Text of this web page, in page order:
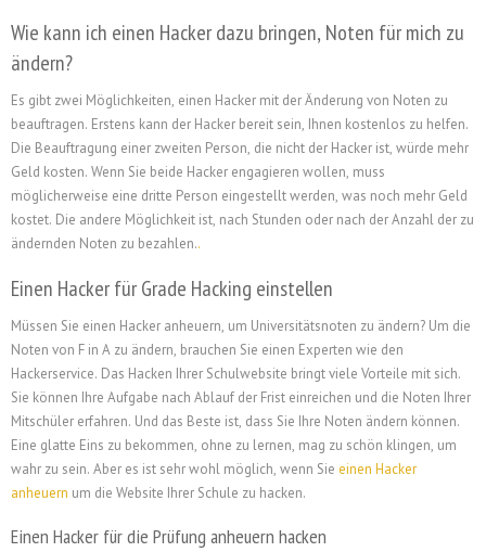
Wie kann ich einen Hacker dazu bringen, Noten für mich zu
ändern?
Es gibt zwei Möglichkeiten, einen Hacker mit der Änderung von Noten zu
beauftragen. Erstens kann der Hacker bereit sein, Ihnen kostenlos zu helfen.
Die Beauftragung einer zweiten Person, die nicht der Hacker ist, würde mehr
Geld kosten. Wenn Sie beide Hacker engagieren wollen, muss
möglicherweise eine dritte Person eingestellt werden, was noch mehr Geld
kostet. Die andere Möglichkeit ist, nach Stunden oder nach der Anzahl der zu
ändernden Noten zu bezahlen..
Einen Hacker für Grade Hacking einstellen
Müssen Sie einen Hacker anheuern, um Universitätsnoten zu ändern? Um die
Noten von F in A zu ändern, brauchen Sie einen Experten wie den
Hackerservice. Das Hacken Ihrer Schulwebsite bringt viele Vorteile mit sich.
Sie können Ihre Aufgabe nach Ablauf der Frist einreichen und die Noten Ihrer
Mitschüler erfahren. Und das Beste ist, dass Sie Ihre Noten ändern können.
Eine glatte Eins zu bekommen, ohne zu lernen, mag zu schön klingen, um
wahr zu sein. Aber es ist sehr wohl möglich, wenn Sie einen Hacker
anheuern um die Website Ihrer Schule zu hacken.
Einen Hacker für die Prüfung anheuern hacken